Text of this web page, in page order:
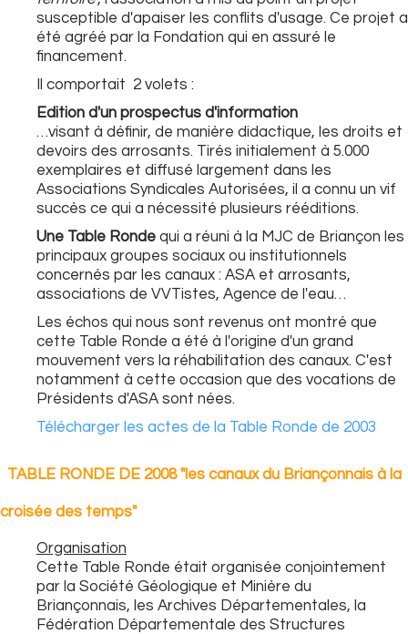
susceptible d'apaiser les conflits d'usage. Ce projet a
été agréé par la Fondation qui en assuré le
financement.
Il comportait 2 volets :
Edition d'un prospectus d'information
…visant à définir, de manière didactique, les droits et
devoirs des arrosants. Tirés initialement à 5.000
exemplaires et diffusé largement dans les
Associations Syndicales Autorisées, il a connu un vif
succès ce qui a nécessité plusieurs rééditions.
Une Table Ronde qui a réuni à la MJC de Briançon les
principaux groupes sociaux ou institutionnels
concernés par les canaux : ASA et arrosants,
associations de VVTistes, Agence de l'eau…
Les échos qui nous sont revenus ont montré que
cette Table Ronde a été à l'origine d'un grand
mouvement vers la réhabilitation des canaux. C'est
notamment à cette occasion que des vocations de
Présidents d'ASA sont nées.
Télécharger les actes de la Table Ronde de 2003
TABLE RONDE DE 2008 "les canaux du Briançonnais à la
croisée des temps"
Organisation
Cette Table Ronde était organisée conjointement
par la Société Géologique et Minière du
Briançonnais, les Archives Départementales, la
Fédération Départementale des Structures